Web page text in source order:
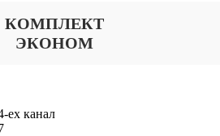
КОМПЛЕКТ
ЭКОНОМ
ех канал